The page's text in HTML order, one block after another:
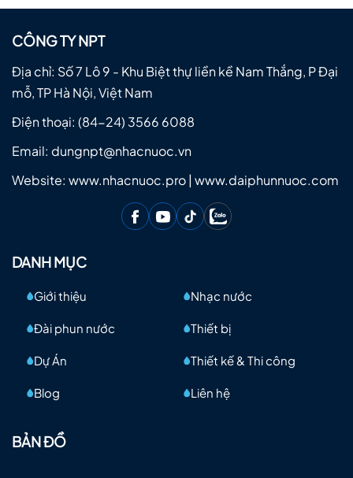
CÔNG TY NPT
Địa chỉ: Số 7 Lô 9 - Khu Biệt thự liền kề Nam Thắng, P Đại
mỗ, TP Hà Nội, Việt Nam
Điện thoại: (84-24) 3566 6088
Email: dungnpt@nhacnuoc.vn
Website: www.nhacnuoc.pro | www.daiphunnuoc.com
DANH MỤC
Giới thiệu Nhạc nước
Đài phun nước Thiết bị
Dự Án Thiết kế & Thi công
Blog Liên hệ
BẢN ĐỒ